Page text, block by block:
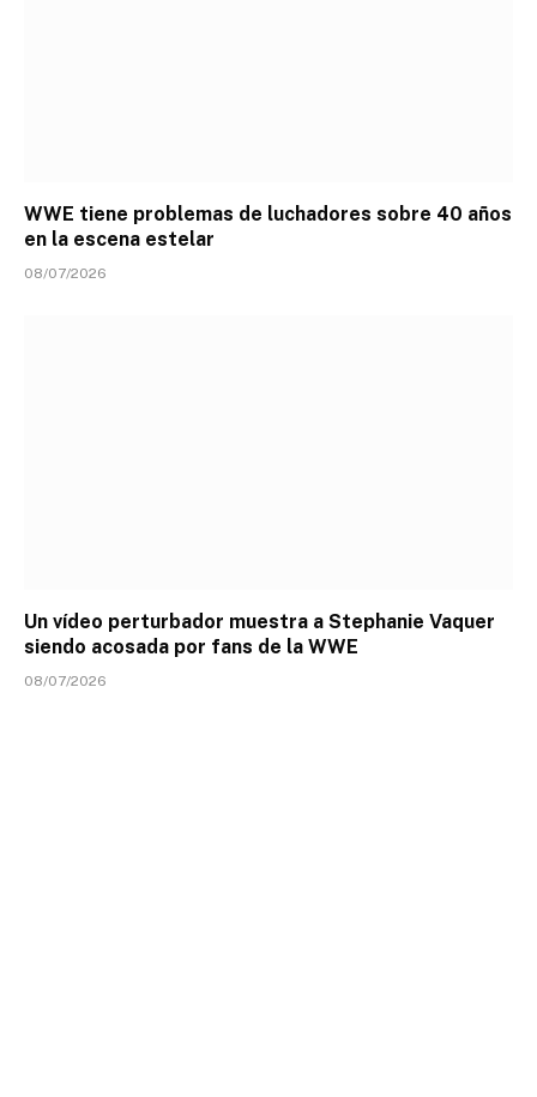
WWE tiene problemas de luchadores sobre 40 años
en la escena estelar
08/07/2026
Un vídeo perturbador muestra a Stephanie Vaquer
siendo acosada por fans de la WWE
08/07/2026